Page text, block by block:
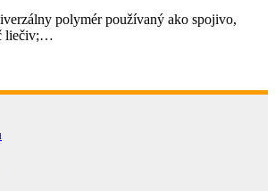
polymér používaný ako spojivo,
liečiv;…